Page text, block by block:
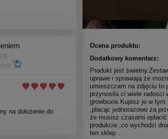
Ocena produktu:
Dodatkowy komentarz:
Produkt jest
uprawe i sprawiają że
umieszczam na zdjęciu to
przynosila ci wiele radosci
growboxie.Kupisz je w
,placąc jednorazowo za
że musisz czasami
produkcie ,co wychodzi
ten sklep .
na dołożenie do